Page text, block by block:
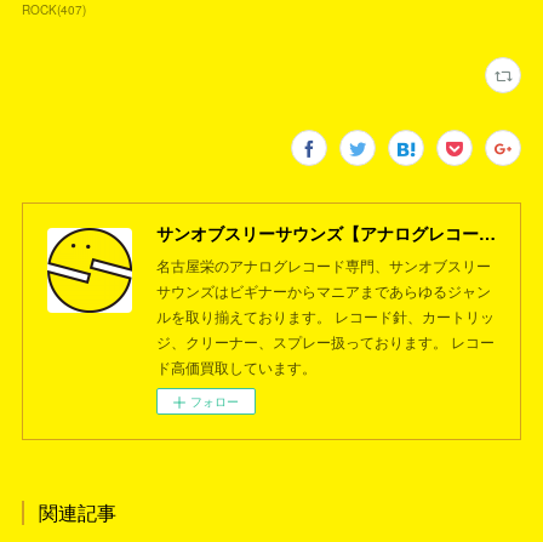
ROCK(407)
サンオブスリーサウンズ【アナログレコード専門店】名古屋栄
名古屋栄のアナログレコード専門、サンオブスリー
サウンズはビギナーからマニアまであらゆるジャン
ルを取り揃えております。 レコード針、カートリッ
ジ、クリーナー、スプレー扱っております。 レコー
ド高価買取しています。
フォロー
関連記事